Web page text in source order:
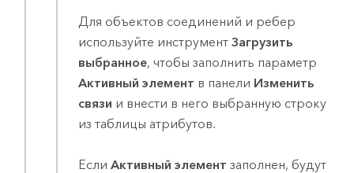
Для объектов соединений и ребер
используйте инструментЗагрузить
выбранное, чтобы заполнить параметр
Активный элемент в панели Изменить
связи и внести в него выбранную строку
из таблицы атрибутов.
ЕслиАктивный элемент заполнен, будут